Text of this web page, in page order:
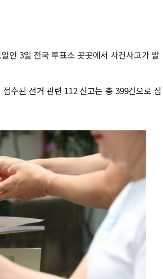
인 3일 전국 투표소 곳곳에서 사건사고가 발
수된 선거 관련 112 신고는 총 399건으로 집